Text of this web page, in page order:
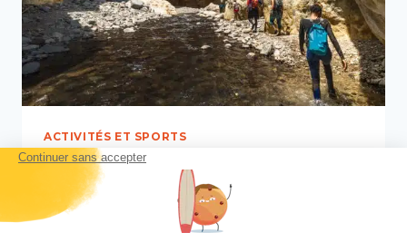
ACTIVITÉS ET SPORTS
Randonnée au Costa Rica :
les meilleurs treks